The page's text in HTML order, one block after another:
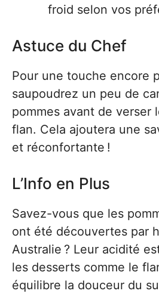
froid selon vos
Astuce du Chef
Pour une touche encore
saupoudrez un peu de
pommes avant de verser
flan. Cela ajoutera une
et réconfortante !
L’Info en Plus
Savez-vous que les
ont été découvertes par
Australie ? Leur acidité
les desserts comme le
équilibre la douceur du